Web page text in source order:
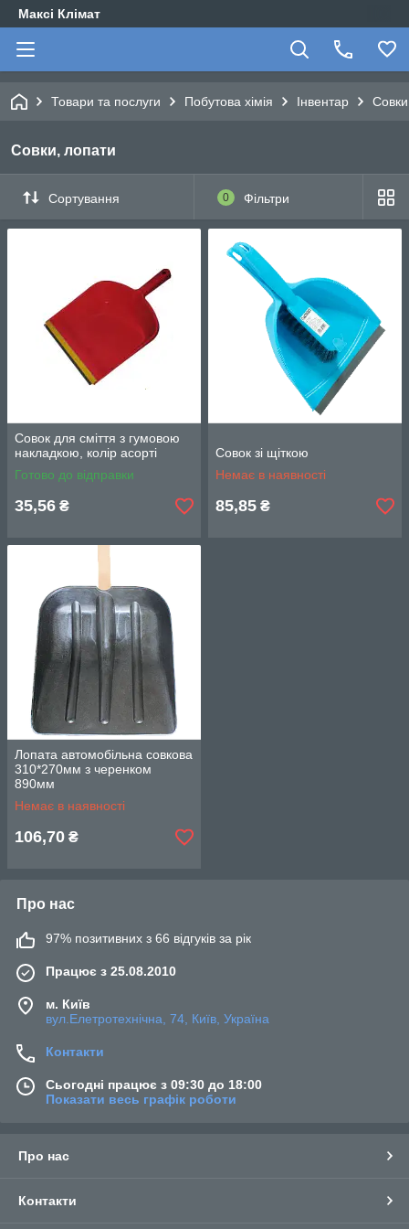
Максі Клімат
Товари та послуги Побутова хімія Інвентар
Совки, лопати
Сортування 0 Фільтри
Совок для сміття з гумовою
накладкою, колір асорті
Готово до відправки
35,56 ₴
Совок зі щіткою
Немає в наявності
85,85 ₴
Лопата автомобільна совкова
310*270мм з черенком
890мм
Немає в наявності
106,70 ₴
Про нас
97% позитивних з 66 відгуків за рік
Працює з 25.08.2010
м. Київ
вул.Елетротехнічна, 74, Київ, Україна
Контакти
Сьогодні працює з 09:30 до 18:00
Показати весь графік роботи
Про нас
Контакти